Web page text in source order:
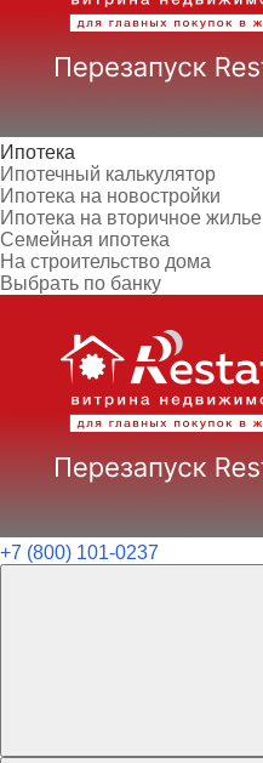
Ипотека
Ипотечный калькулятор
Ипотека на новостройки
Ипотека на вторичное жилье
Семейная ипотека
На строительство дома
Выбрать по банку
+7 (800) 101-0237